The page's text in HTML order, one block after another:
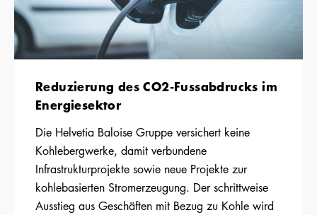
Reduzierung des CO2-Fussabdrucks im
Energiesektor
Die Helvetia Baloise Gruppe versichert keine
Kohlebergwerke, damit verbundene
Infrastrukturprojekte sowie neue Projekte zur
kohlebasierten Stromerzeugung. Der schrittweise
Ausstieg aus Geschäften mit Bezug zu Kohle wird